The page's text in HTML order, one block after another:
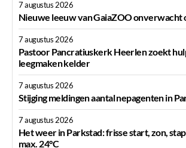
7 augustus 2026
Nieuwe leeuw van GaiaZOO onverwacht
7 augustus 2026
Pastoor Pancratiuskerk Heerlen zoekt
leegmaken kelder
7 augustus 2026
Stijging meldingen aantal nepagenten in
7 augustus 2026
Het weer in Parkstad: frisse start, zon,
max. 24°C